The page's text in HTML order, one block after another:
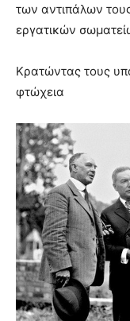
των αντιπάλων
εργατικών
Κρατώντας τους
φτώχεια